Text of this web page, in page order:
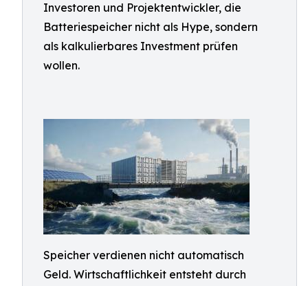
Investoren und Projektentwickler, die
Batteriespeicher nicht als Hype, sondern
als kalkulierbares Investment prüfen
wollen.
Speicher verdienen nicht automatisch
Geld. Wirtschaftlichkeit entsteht durch